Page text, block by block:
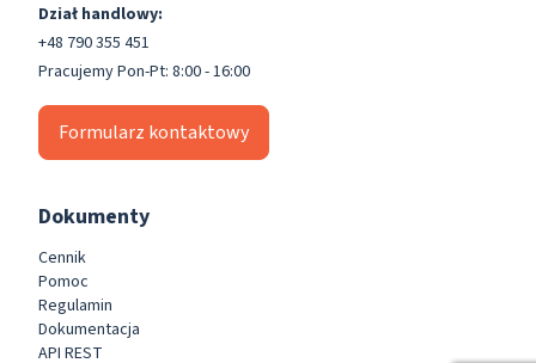
Dział handlowy:
+48 790 355 451
Pracujemy Pon-Pt: 8:00 - 16:00
Formularz kontaktowy
Dokumenty
Cennik
Pomoc
Regulamin
Dokumentacja
API REST